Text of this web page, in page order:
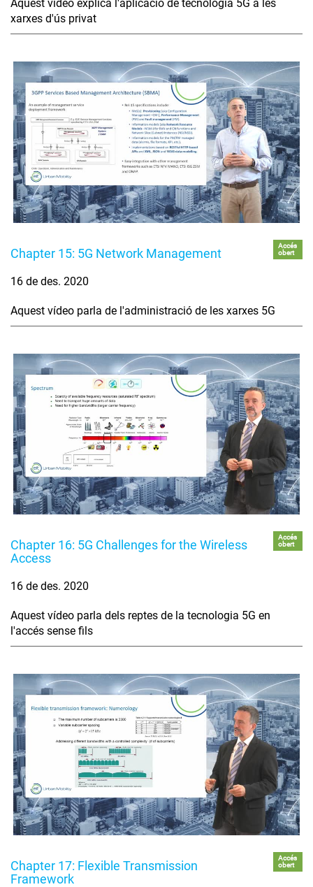
Aquest vídeo explica l'aplicació de tecnologia 5G a les
xarxes d'ús privat
Chapter 15: 5G Network Management
Accés
obert
16 de des. 2020
Aquest vídeo parla de l'administració de les xarxes 5G
Chapter 16: 5G Challenges for the Wireless
Access
Accés
obert
16 de des. 2020
Aquest vídeo parla dels reptes de la tecnologia 5G en
l'accés sense fils
Chapter 17: Flexible Transmission
Framework
Accés
obert